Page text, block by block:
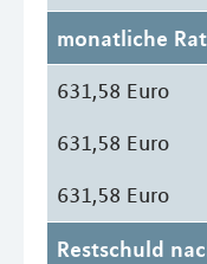
monatliche
631,58 Euro
631,58 Euro
631,58 Euro
Restschuld